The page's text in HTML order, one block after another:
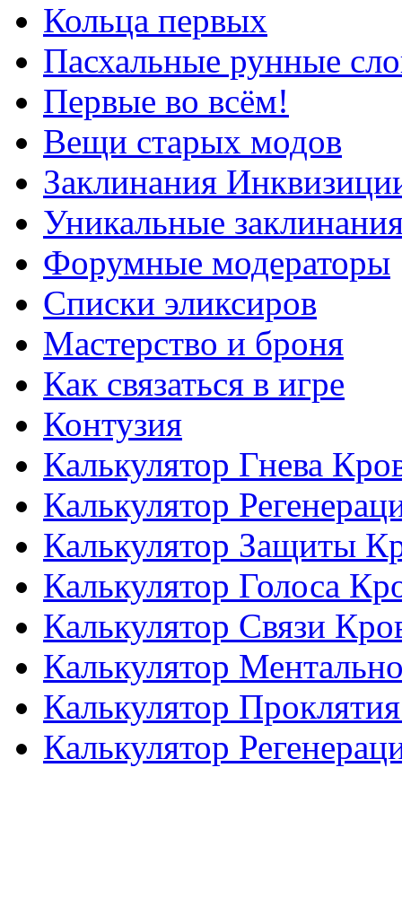
Кольца первых
Пасхальные рунные
Первые во всём!
Вещи старых модов
Заклинания
Уникальные
Форумные модераторы
Списки эликсиров
Мастерство и броня
Как связаться в игре
Контузия
Калькулятор Гнева
Калькулятор
Калькулятор Защиты
Калькулятор Голоса
Калькулятор Связи
Калькулятор
Калькулятор
Калькулятор